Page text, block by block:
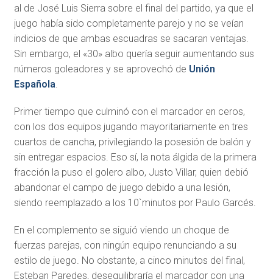
al de José Luis Sierra sobre el final del partido, ya que el
juego había sido completamente parejo y no se veían
indicios de que ambas escuadras se sacaran ventajas.
Sin embargo, el «30» albo quería seguir aumentando sus
números goleadores y se aprovechó de Unión
Española.
Primer tiempo que culminó con el marcador en ceros,
con los dos equipos jugando mayoritariamente en tres
cuartos de cancha, privilegiando la posesión de balón y
sin entregar espacios. Eso sí, la nota álgida de la primera
fracción la puso el golero albo, Justo Villar, quien debió
abandonar el campo de juego debido a una lesión,
siendo reemplazado a los 10`minutos por Paulo Garcés.
En el complemento se siguió viendo un choque de
fuerzas parejas, con ningún equipo renunciando a su
estilo de juego. No obstante, a cinco minutos del final,
Esteban Paredes, desequilibraría el marcador con una